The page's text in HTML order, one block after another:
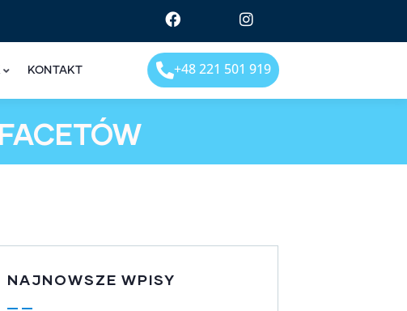
KONTAKT +48 221 501 919
NAJNOWSZE WPISY